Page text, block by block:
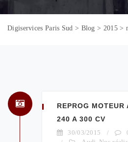
Digiservices Paris Sud > Blog > 2015>
REPROG
240 A 300 CV
30/03/2015 /